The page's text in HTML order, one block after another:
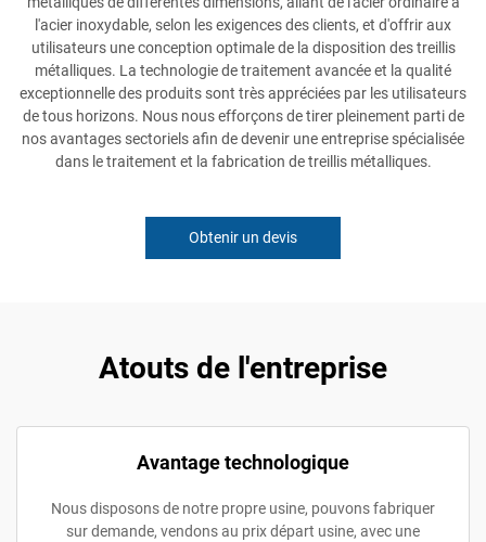
l'acier inoxydable, selon les exigences des clients, et d'offrir aux
utilisateurs une conception optimale de la disposition des treillis
métalliques. La technologie de traitement avancée et la qualité
exceptionnelle des produits sont très appréciées par les utilisateurs
de tous horizons. Nous nous efforçons de tirer pleinement parti de
nos avantages sectoriels afin de devenir une entreprise spécialisée
dans le traitement et la fabrication de treillis métalliques.
Obtenir un devis
Atouts de l'entreprise
Avantage technologique
Nous disposons de notre propre usine, pouvons fabriquer
sur demande, vendons au prix départ usine, avec une